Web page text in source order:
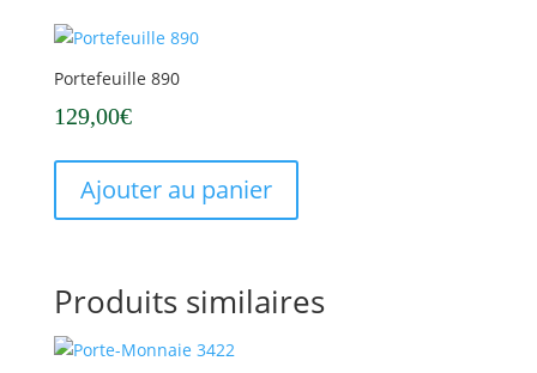
Portefeuille 890
129,00€
Ajouter au panier
Produits similaires